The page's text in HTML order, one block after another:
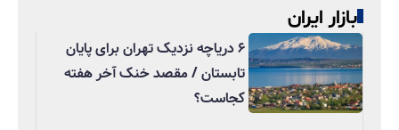
بازار ایران
۶ دریاچه نزدیک تهران برای پایان
تابستان / مقصد خنک آخر هفته
کجاست؟